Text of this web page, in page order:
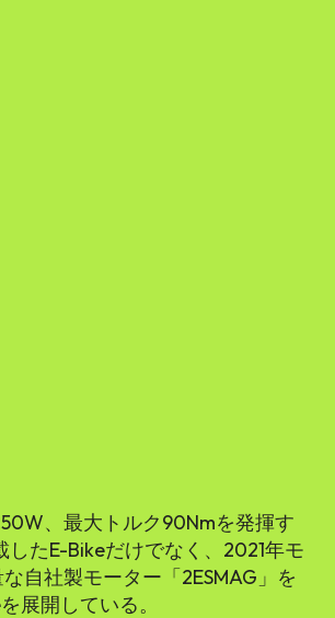
、最大トルク90Nmを発揮す
したE-Bikeだけでなく、2021年モ
自社製モーター「2ESMAG」を
展開している。